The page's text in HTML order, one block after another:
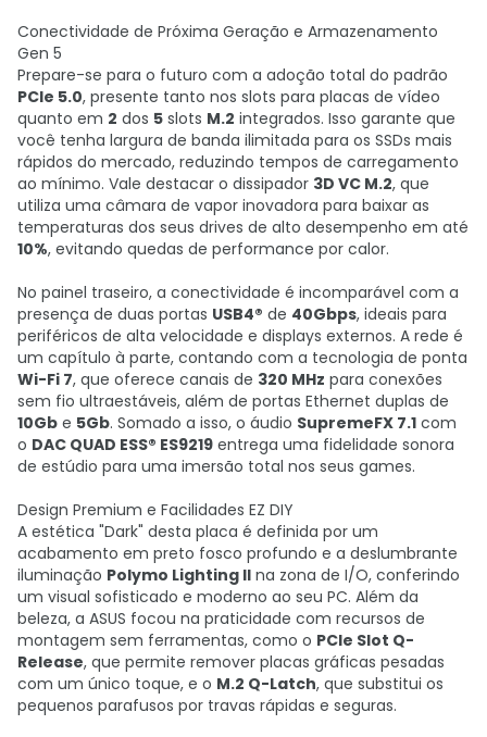
Conectividade de Próxima Geração e Armazenamento
Gen 5
Prepare-se para o futuro com a adoção total do padrão
PCIe 5.0, presente tanto nos slots para placas de vídeo
quanto em 2 dos 5 slots M.2 integrados. Isso garante que
você tenha largura de banda ilimitada para os SSDs mais
rápidos do mercado, reduzindo tempos de carregamento
ao mínimo. Vale destacar o dissipador 3D VC M.2, que
utiliza uma câmara de vapor inovadora para baixar as
temperaturas dos seus drives de alto desempenho em até
10%, evitando quedas de performance por calor.
No painel traseiro, a conectividade é incomparável com a
presença de duas portas USB4® de 40Gbps, ideais para
periféricos de alta velocidade e displays externos. A rede é
um capítulo à parte, contando com a tecnologia de ponta
Wi-Fi 7, que oferece canais de 320 MHz para conexões
sem fio ultraestáveis, além de portas Ethernet duplas de
10Gb e 5Gb. Somado a isso, o áudio SupremeFX 7.1 com
o DAC QUAD ESS® ES9219 entrega uma fidelidade sonora
de estúdio para uma imersão total nos seus games.
Design Premium e Facilidades EZ DIY
A estética "Dark" desta placa é definida por um
acabamento em preto fosco profundo e a deslumbrante
iluminação Polymo Lighting II na zona de I/O, conferindo
um visual sofisticado e moderno ao seu PC. Além da
beleza, a ASUS focou na praticidade com recursos de
montagem sem ferramentas, como o PCIe Slot Q-
Release, que permite remover placas gráficas pesadas
com um único toque, e o M.2 Q-Latch, que substitui os
pequenos parafusos por travas rápidas e seguras.